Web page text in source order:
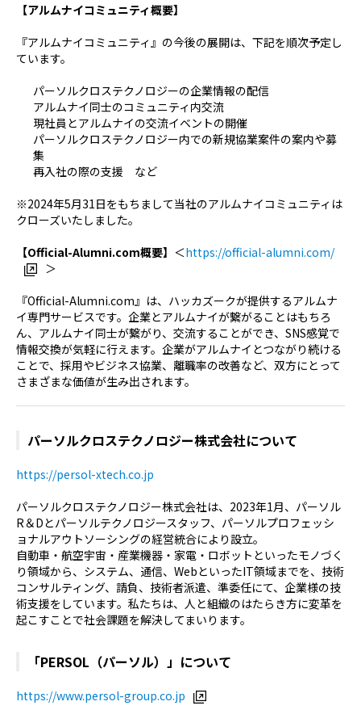
【アルムナイコミュニティ概要】
『アルムナイコミュニティ』の今後の展開は、下記を順次予定し
ています。
パーソルクロステクノロジーの企業情報の配信
アルムナイ同士のコミュニティ内交流
現社員とアルムナイの交流イベントの開催
パーソルクロステクノロジー内での新規協業案件の案内や募
集
再入社の際の支援 など
※2024年5月31日をもちまして当社のアルムナイコミュニティは
クローズいたしました。
【Official-Alumni.com概要】 ＜https://official-alumni.com/
＞
『Official-Alumni.com』は、ハッカズークが提供するアルムナ
イ専門サービスです。企業とアルムナイが繋がることはもちろ
ん、アルムナイ同士が繋がり、交流することができ、SNS感覚で
情報交換が気軽に行えます。企業がアルムナイとつながり続ける
ことで、採用やビジネス協業、離職率の改善など、双方にとって
さまざまな価値が生み出されます。
パーソルクロステクノロジー株式会社について
https://persol-xtech.co.jp
パーソルクロステクノロジー株式会社は、 2023年1月、パーソル
R＆Dとパーソルテクノロジースタッフ、パーソルプロフェッシ
ョナルアウトソーシングの経営統合により設立。
自動車・航空宇宙・産業機器・家電・ロボットといったモノづく
り領域から、システム、通信、 WebといったIT領域までを、技術
コンサルティング、請負、技術者派遣、準委任にて、企業様の技
術支援をしています。私たちは、人と組織のはたらき方に変革を
起こすことで社会課題を解決してまいります。
「PERSOL （パーソル）」について
https://www.persol-group.co.jp